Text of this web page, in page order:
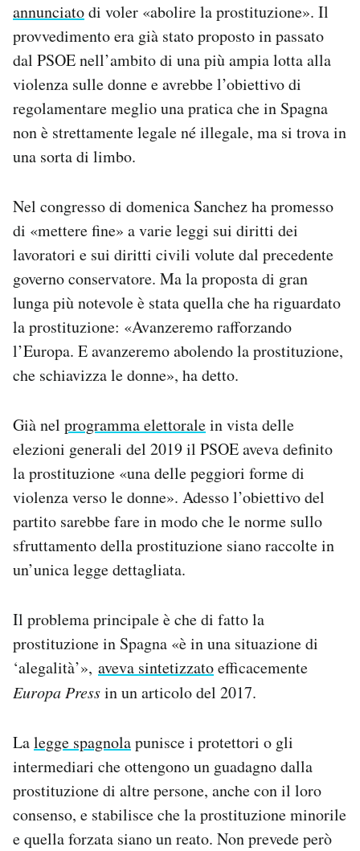
AREA PERSONALE
Area Personale
Notifiche mobile
Regala il Post
Hai bisogno di aiuto?
Esci
annunciatodi voler «abolire la prostituzione». Il
provvedimento era già stato proposto in passato
dal PSOE nell’ambito di una più ampia lotta alla
violenza sulle donne e avrebbe l’obiettivo di
regolamentare meglio una pratica che in Spagna
non è strettamente legale né illegale, ma si trova in
una sorta di limbo.
Nel congresso di domenica Sanchez ha promesso
di «mettere fine» a varie leggi sui diritti dei
lavoratori e sui diritti civili volute dal precedente
governo conservatore. Ma la proposta di gran
lunga più notevole è stata quella che ha riguardato
la prostituzione: «Avanzeremo rafforzando
l’Europa. E avanzeremo abolendo la prostituzione,
che schiavizza le donne», ha detto.
Già nel programma elettoralein vista delle
elezioni generali del 2019 il PSOE aveva definito
la prostituzione «una delle peggiori forme di
violenza verso le donne». Adesso l’obiettivo del
partito sarebbe fare in modo che le norme sullo
sfruttamento della prostituzione siano raccolte in
un’unica legge dettagliata.
Il problema principale è che di fatto la
prostituzione in Spagna «è in una situazione di
‘alegalità’», aveva sintetizzatoefficacemente
Europa Pressin un articolo del 2017.
Lalegge spagnolapunisce i protettori o gli
intermediari che ottengono un guadagno dalla
prostituzione di altre persone, anche con il loro
consenso, e stabilisce che la prostituzione minorile
e quella forzata siano un reato. Non prevede però